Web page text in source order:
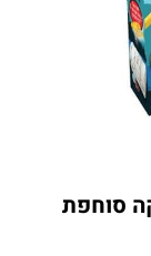
סוחפת